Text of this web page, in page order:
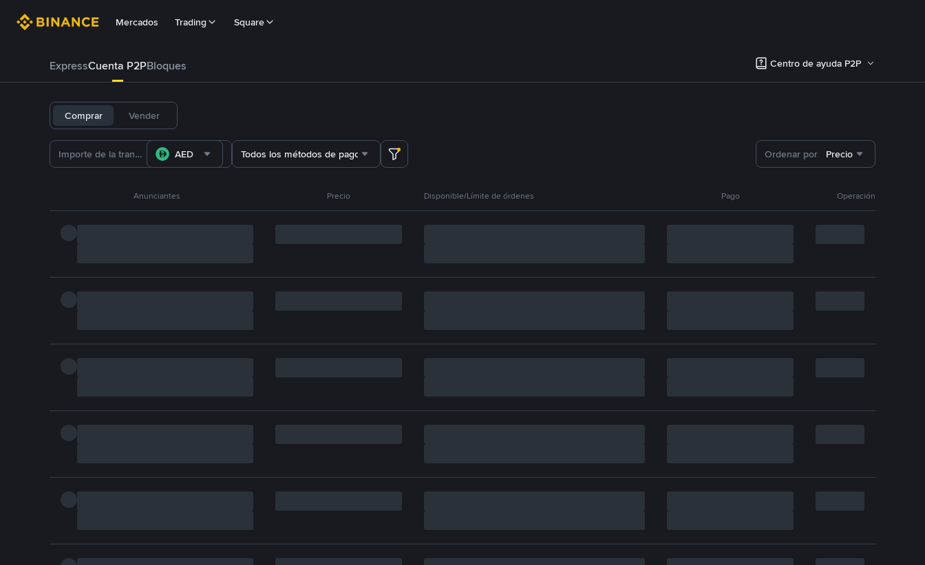
Mercados Trading Square
ExpressCuenta P2PBloques Centro de ayuda P2P
Comprar Vender
AED Todos los métodos de pago Ordenar por Precio
Anunciantes Precio Disponible/Límite de órdenes Pago Operación